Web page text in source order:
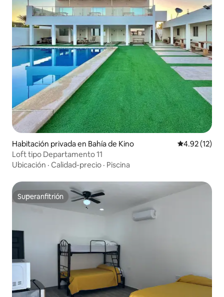
Habitación privada en Bahía de Kino Calificación
4.92 (12)
Loft tipo Departamento 11
Ubicación · Calidad-precio · Piscina
Superanfitrión
Superanfitrión